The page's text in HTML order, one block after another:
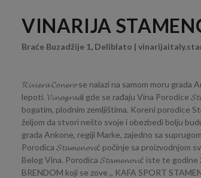
VINARIJA
Braće Buzadžije 1, Deliblato |
𝓡𝓲𝓿𝓲𝓮𝓻𝓪 𝓒𝓸𝓷𝓮𝓻𝓸 se nalazi na samom moru
lepoti. 𝓥𝓲𝓷𝓸𝓰𝓻𝓪𝓭i gde se rađaju Vina Porodice
bogatim, plodnim zemljištima. Koreni porodice
željom da stvori nešto svoje i obezbedi bolju
grada Ankone, regiji Marke, zajedno sa
Porodica 𝓢𝓽𝓪𝓶𝓮𝓷𝓸𝓿𝓲ć počinje sa proizvodnjom
Belog Vina. Porodica 𝓢𝓽𝓪𝓶𝓮𝓷𝓸𝓿𝓲ć iste te
BRENDOM koji se zove ,, KAFA SPORT